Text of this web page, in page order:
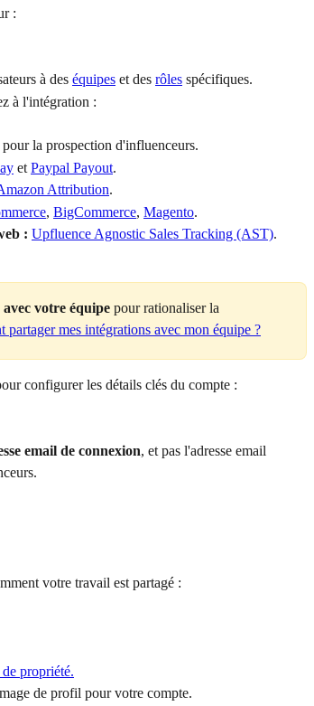
:
à des équipes et des rôles spécifiques.
à l'intégration :
pour la prospection d'influenceurs.
et Paypal Payout.
Attribution.
, BigCommerce, Magento.
: Upfluence Agnostic Sales Tracking (AST).
votre équipe pour rationaliser la
partager mes intégrations avec mon équipe ?
configurer les détails clés du compte :
email de connexion, et pas l'adresse email
votre travail est partagé :
propriété.
de profil pour votre compte.